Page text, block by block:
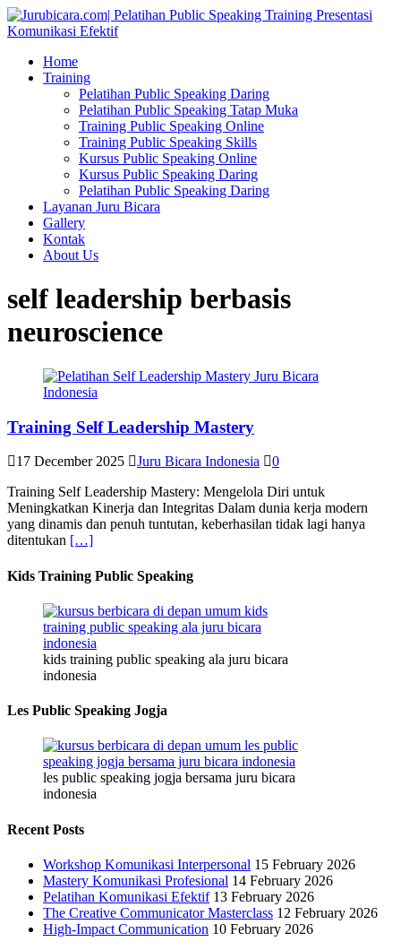
Home
Training
Pelatihan Public Speaking Daring
Pelatihan Public Speaking Tatap Muka
Training Public Speaking Online
Training Public Speaking Skills
Kursus Public Speaking Online
Kursus Public Speaking Daring
Pelatihan Public Speaking Daring
Layanan Juru Bicara
Gallery
Kontak
About Us
self leadership berbasis
neuroscience
Training Self Leadership Mastery
17 December 2025 Juru Bicara Indonesia
0
Training Self Leadership Mastery: Mengelola Diri untuk
Meningkatkan Kinerja dan Integritas Dalam dunia kerja modern
yang dinamis dan penuh tuntutan, keberhasilan tidak lagi hanya
ditentukan […]
Kids Training Public Speaking
kids training public speaking ala juru bicara
indonesia
Les Public Speaking Jogja
les public speaking jogja bersama juru bicara
indonesia
Recent Posts
Workshop Komunikasi Interpersonal 15 February 2026
Mastery Komunikasi Profesional 14 February 2026
Pelatihan Komunikasi Efektif 13 February 2026
The Creative Communicator Masterclass 12 February 2026
High-Impact Communication 10 February 2026